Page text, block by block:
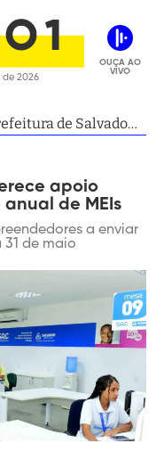
de 2026
OUÇA AO
VIVO
de Salvador
MEIs
apoio
de MEIs
a enviar
de maio